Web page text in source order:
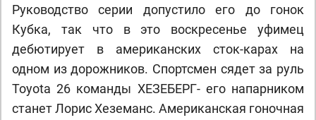
Руководство серии допустило его до гонок
Кубка, так что в это воскресенье уфимец
дебютирует в американских сток-карах на
одном из дорожников. Спортсмен сядет за руль
Toyota 26 команды ХЕЗЕБЕРГ- его напарником
станет Лорис Хеземанс. Американская гоночная